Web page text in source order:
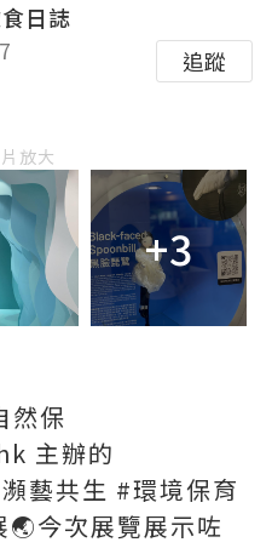
日誌
追蹤
放大
+3
然保
主辦的
藝共生 #環境保育
今次展覽展示咗